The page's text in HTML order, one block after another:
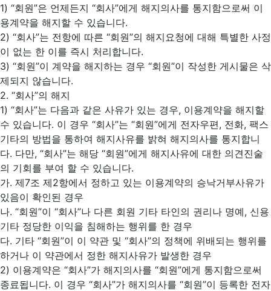
1) “회원”은 언제든지 “회사”에게 해지의사를 통지함으로써 이
용계약을 해지할 수 있습니다.
2) “회사”는 전항에 따른 “회원”의 해지요청에 대해 특별한 사정
이 없는 한 이를 즉시 처리합니다.
3) “회원”이 계약을 해지하는 경우 “회원”이 작성한 게시물은 삭
제되지 않습니다.
2. “회사”의 해지
1) “회사”는 다음과 같은 사유가 있는 경우, 이용계약을 해지할
수 있습니다. 이 경우 “회사”는 “회원”에게 전자우편, 전화, 팩스
기타의 방법을 통하여 해지사유를 밝혀 해지의사를 통지합니
다. 다만, “회사”는 해당 “회원”에게 해지사유에 대한 의견진술
의 기회를 부여 할 수 있습니다.
가. 제7조 제2항에서 정하고 있는 이용계약의 승낙거부사유가
있음이 확인된 경우
나. “회원”이 “회사”나 다른 회원 기타 타인의 권리나 명예, 신용
기타 정당한 이익을 침해하는 행위를 한 경우
다. 기타 “회원”이 이 약관 및 “회사”의 정책에 위배되는 행위를
하거나 이 약관에서 정한 해지사유가 발생한 경우
2) 이용계약은 “회사”가 해지의사를 “회원”에게 통지함으로써
종료됩니다. 이 경우 “회사”가 해지의사를 “회원”이 등록한 전자